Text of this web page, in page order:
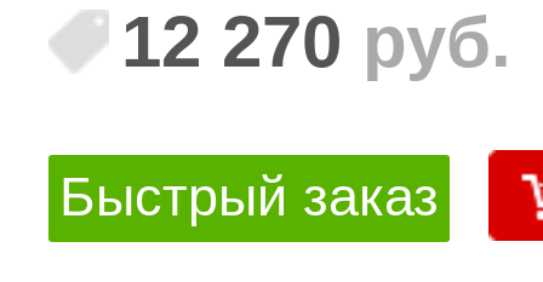
12 270 руб.
Быстрый заказ